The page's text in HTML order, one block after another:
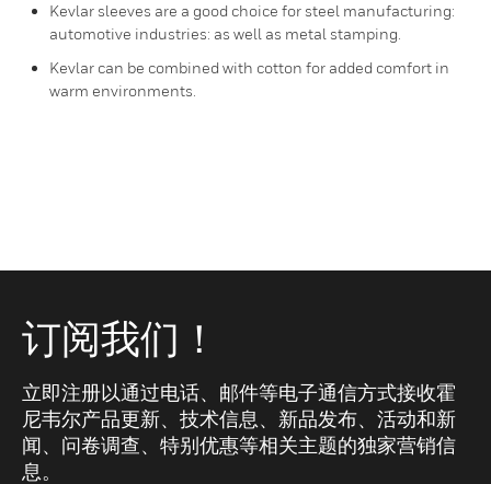
Kevlar sleeves are a good choice for steel manufacturing:
automotive industries: as well as metal stamping.
Kevlar can be combined with cotton for added comfort in
warm environments.
订阅我们！
立即注册以通过电话、邮件等电子通信方式接收霍
尼韦尔产品更新、技术信息、新品发布、活动和新
闻、问卷调查、特别优惠等相关主题的独家营销信
息。